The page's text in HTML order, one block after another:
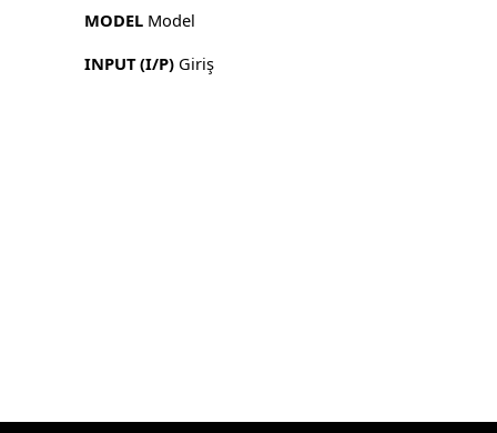
MODELModel
INPUT (I/P)Giriş